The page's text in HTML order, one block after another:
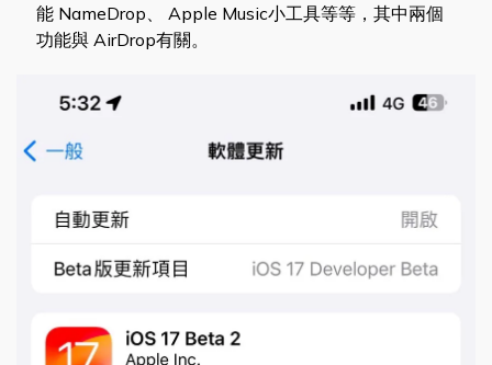
能 NameDrop、 Apple Music小工具等等，其中兩個
功能與 AirDrop有關。